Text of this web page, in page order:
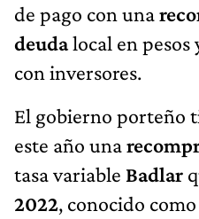
de pago con una
deudalocal en pesos
con inversores.
El gobierno porteño
este año una
tasa variable Badlar
2022, conocido